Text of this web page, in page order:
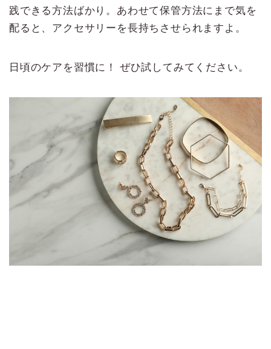
践できる方法ばかり。あわせて保管方法にまで気を
配ると、アクセサリーを長持ちさせられますよ。
日頃のケアを習慣に！ ぜひ試してみてください。